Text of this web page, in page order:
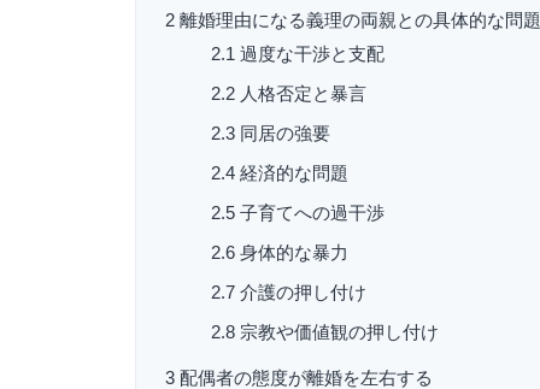
2 離婚理由になる義理の両親との具体的な問題
2.1 過度な干渉と支配
2.2 人格否定と暴言
2.3 同居の強要
2.4 経済的な問題
2.5 子育てへの過干渉
2.6 身体的な暴力
2.7 介護の押し付け
2.8 宗教や価値観の押し付け
3 配偶者の態度が離婚を左右する